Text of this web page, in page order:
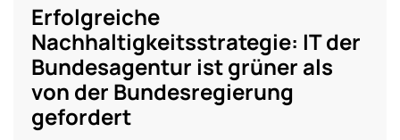
Erfolgreiche
Nachhaltigkeitsstrategie: IT der
Bundesagentur ist grüner als
von der Bundesregierung
gefordert